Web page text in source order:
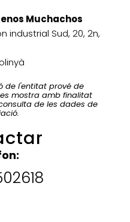
Muchachos
industrial Sud, 20, 2n,
de l'entitat prové de
mostra amb finalitat
de les dades de